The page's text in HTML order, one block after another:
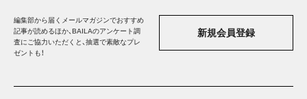
編集部から届くメールマガジンでおすすめ
記事が読めるほか、BAILAのアンケート調
査にご協力いただくと、抽選で素敵なプレ
ゼントも！
新規会員登録